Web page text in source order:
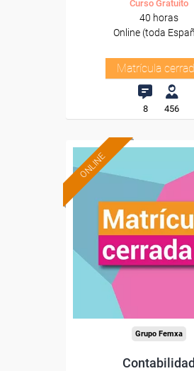
Curso Gratuito
40 horas
Online (toda
Matrícula
8 456
ONLINE
Grupo Femxa
Contabilidad